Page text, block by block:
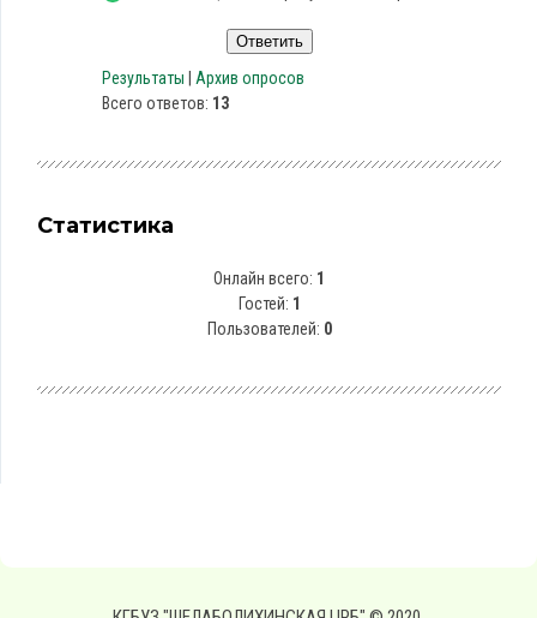
Результаты
Архив опросов
Всего ответов: 13
Статистика
Онлайн всего: 1
Гостей: 1
Пользователей: 0